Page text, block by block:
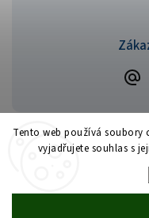
Tento web používá
vyjadřujete souhlas s
Vrácení zboží
Copyright 2026